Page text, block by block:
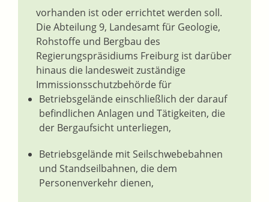
vorhanden ist oder errichtet werden soll.
Die Abteilung 9, Landesamt für Geologie,
Rohstoffe und Bergbau des
Regierungspräsidiums Freiburg ist darüber
hinaus die landesweit zuständige
Immissionsschutzbehörde für
Betriebsgelände einschließlich der darauf
befindlichen Anlagen und Tätigkeiten, die
der Bergaufsicht unterliegen,
Betriebsgelände mit Seilschwebebahnen
und Standseilbahnen, die dem
Personenverkehr dienen,